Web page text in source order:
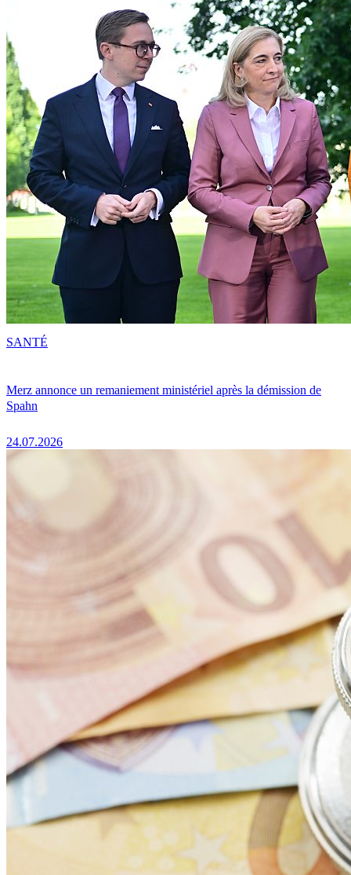
Merz annonce un remaniement ministériel après la démission de
Spahn
24.07.2026
SANTÉ